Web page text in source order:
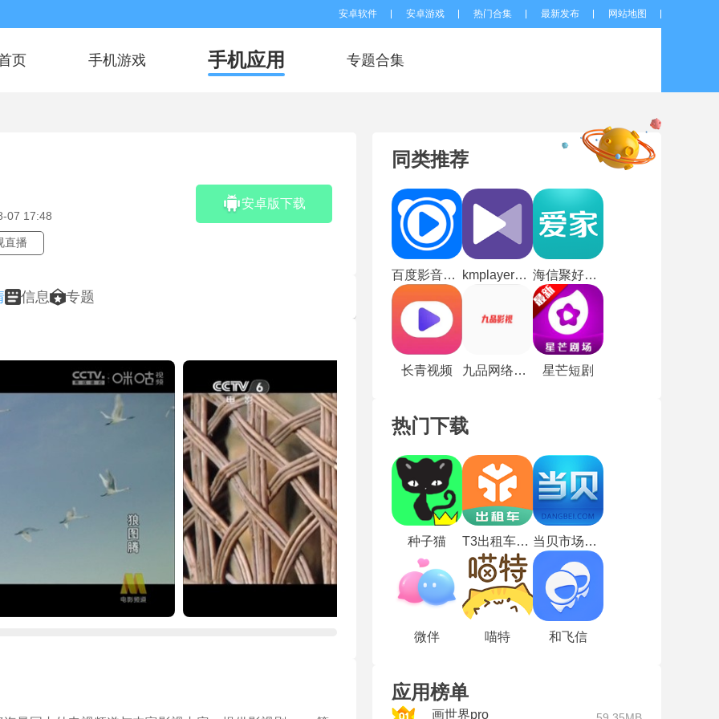
安卓软件 安卓游戏 热门合集 最新发布 网站地图
页 手机游戏 手机应用 专题合集
07 17:48
直播
安卓版下载
信息 专题
同类推荐
百度影音手机版 kmplayer安卓播放器 海信聚好看电视版
长青视频 九品网络电视 星芒短剧
热门下载
种子猫 T3出租车司机版 当贝市场TV版
微伴 喵特 和飞信
应用榜单
画世界pro